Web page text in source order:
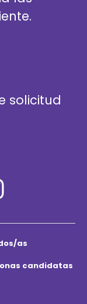
solicitud
as
candidatas